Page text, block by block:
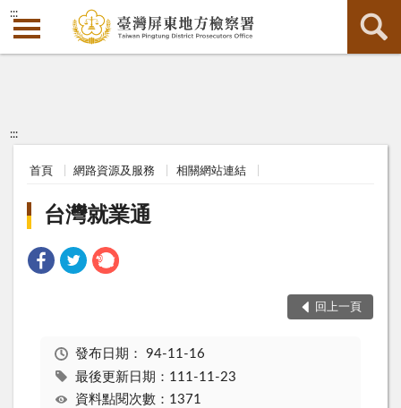
:::
:::
首頁 網路資源及服務 相關網站連結
台灣就業通
回上一頁
發布日期： 94-11-16
最後更新日期：111-11-23
資料點閱次數：1371